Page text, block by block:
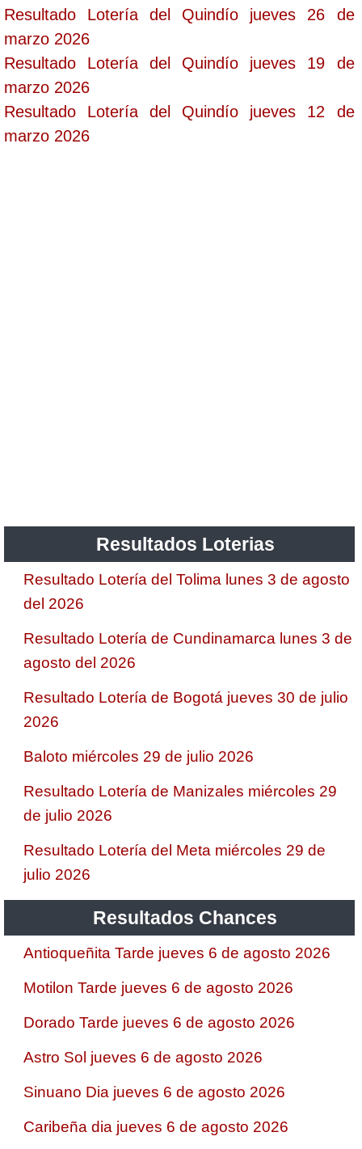
Resultado Lotería del Quindío jueves 26 de
marzo 2026
Resultado Lotería del Quindío jueves 19 de
marzo 2026
Resultado Lotería del Quindío jueves 12 de
marzo 2026
Resultados Loterias
Resultado Lotería del Tolima lunes 3 de agosto
del 2026
Resultado Lotería de Cundinamarca lunes 3 de
agosto del 2026
Resultado Lotería de Bogotá jueves 30 de julio
2026
Baloto miércoles 29 de julio 2026
Resultado Lotería de Manizales miércoles 29
de julio 2026
Resultado Lotería del Meta miércoles 29 de
julio 2026
Resultados Chances
Antioqueñita Tarde jueves 6 de agosto 2026
Motilon Tarde jueves 6 de agosto 2026
Dorado Tarde jueves 6 de agosto 2026
Astro Sol jueves 6 de agosto 2026
Sinuano Dia jueves 6 de agosto 2026
Caribeña dia jueves 6 de agosto 2026